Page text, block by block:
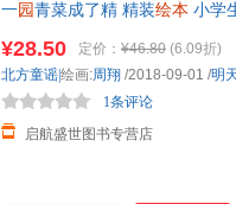
一园 青菜成了精 精装绘本 小学
¥28.50 定价： ¥46.80 (6.09折)
启航盛世图书专营店
1条评论
北方童谣|绘画:周翔 /2018-09-01 /明